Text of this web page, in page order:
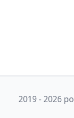
2019 - 2026